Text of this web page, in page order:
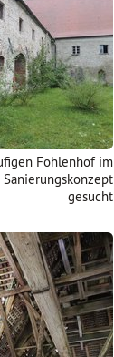
Fohlenhof im
gesucht